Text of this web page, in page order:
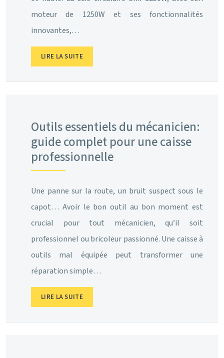
moteur de 1250W et ses fonctionnalités
innovantes,…
LIRE LA SUITE
Outils essentiels du mécanicien:
guide complet pour une caisse
professionnelle
Une panne sur la route, un bruit suspect sous le
capot… Avoir le bon outil au bon moment est
crucial pour tout mécanicien, qu’il soit
professionnel ou bricoleur passionné. Une caisse à
outils mal équipée peut transformer une
réparation simple…
LIRE LA SUITE